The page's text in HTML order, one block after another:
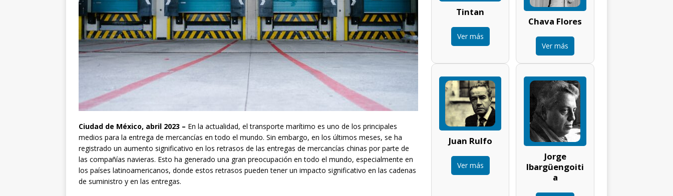
Ciudad de México, abril 2023 – En la actualidad, el transporte marítimo es uno de los principales
medios para la entrega de mercancías en todo el mundo. Sin embargo, en los últimos meses, se ha
registrado un aumento significativo en los retrasos de las entregas de mercancías chinas por parte de
las compañías navieras. Esto ha generado una gran preocupación en todo el mundo, especialmente en
los países latinoamericanos, donde estos retrasos pueden tener un impacto significativo en las cadenas
de suministro y en las entregas.
Tintan
Ver más
Chava Flores
Ver más
Juan Rulfo
Ver más
Jorge
Ibargüengoiti
a